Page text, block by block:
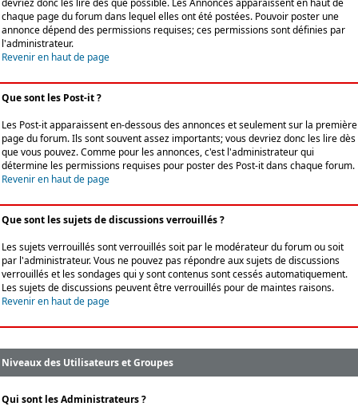
chaque page du forum dans lequel elles ont été postées. Pouvoir poster une
annonce dépend des permissions requises; ces permissions sont définies par
l'administrateur.
Revenir en haut de page
Que sont les Post-it ?
Les Post-it apparaissent en-dessous des annonces et seulement sur la première
page du forum. Ils sont souvent assez importants; vous devriez donc les lire dès
que vous pouvez. Comme pour les annonces, c'est l'administrateur qui
détermine les permissions requises pour poster des Post-it dans chaque forum.
Revenir en haut de page
Que sont les sujets de discussions verrouillés ?
Les sujets verrouillés sont verrouillés soit par le modérateur du forum ou soit
par l'administrateur. Vous ne pouvez pas répondre aux sujets de discussions
verrouillés et les sondages qui y sont contenus sont cessés automatiquement.
Les sujets de discussions peuvent être verrouillés pour de maintes raisons.
Revenir en haut de page
Niveaux des Utilisateurs et Groupes
Qui sont les Administrateurs ?